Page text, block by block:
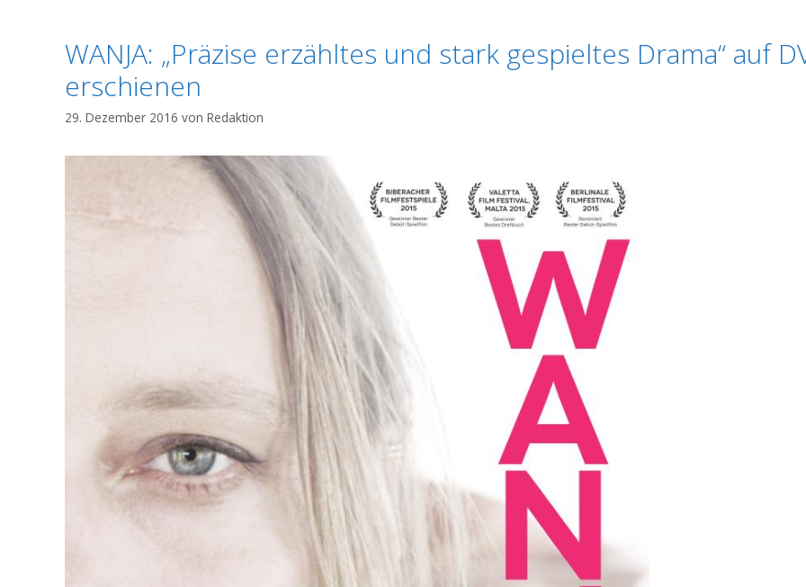
WANJA: „Präzise erzähltes und stark gespieltes Drama“ auf
erschienen
29. Dezember 2016 von Redaktion